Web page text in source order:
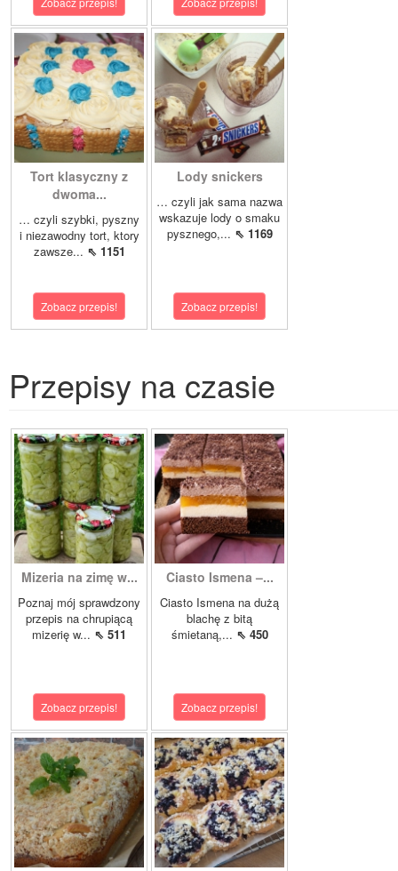
Tort klasyczny z
dwoma...
… czyli szybki, pyszny
i niezawodny tort, ktory
zawsze... ⇖ 1151
Zobacz przepis!
Lody snickers
… czyli jak sama nazwa
wskazuje lody o smaku
pysznego,... ⇖ 1169
Zobacz przepis!
Przepisy na czasie
Mizeria na zimę w...
Poznaj mój sprawdzony
przepis na chrupiącą
mizerię w... ⇖ 511
Zobacz przepis!
Ciasto Ismena –...
Ciasto Ismena na dużą
blachę z bitą
śmietaną,... ⇖ 450
Zobacz przepis!